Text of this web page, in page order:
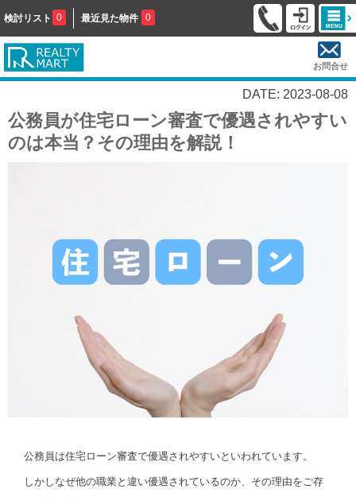
検討リスト 0 最近見た物件 0
お問合せ
DATE: 2023-08-08
公務員が住宅ローン審査で優遇されやすい
のは本当？その理由を解説！
公務員は住宅ローン審査で優遇されやすいといわれています。
しかしなぜ他の職業と違い優遇されているのか、その理由をご存